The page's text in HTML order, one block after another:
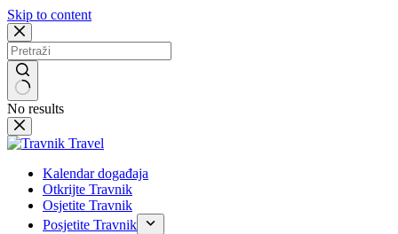
Skip to content
No results
Kalendar događaja
Otkrijte Travnik
Osjetite Travnik
Posjetite Travnik